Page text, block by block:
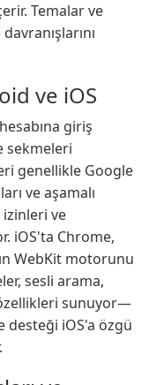
Temalar ve
ve iOS
giriş
sekmeleri
genellikle Google
ve aşamalı
izinleri ve
iOS'ta Chrome,
WebKit motorunu
sesli arama,
sunuyor—
desteği iOS'a özgü